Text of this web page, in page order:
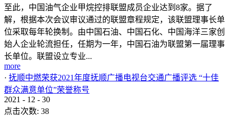
至此，中国油气企业甲烷控排联盟成员企业达到8家。据了
解，根据本次会议审议通过的联盟章程规定，该联盟理事长单
位采取每年轮换制。由中国石油、中国石化、中国海洋三家创
始人企业轮流担任，任期为一年，中国石油为联盟第一届理事
长单位。联盟设立专业...
more
· 抚顺中燃荣获2021年度抚顺广播电视台交通广播评选 “十佳
群众满意单位”荣誉称号
2021 - 12 - 30
点击次数: 38